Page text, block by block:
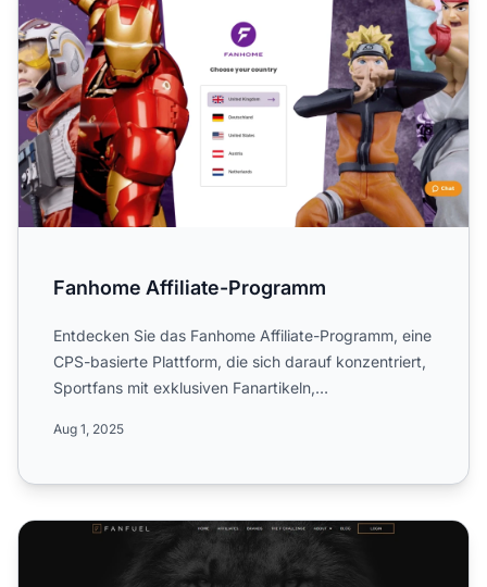
Fanhome Affiliate-Programm
Entdecken Sie das Fanhome Affiliate-Programm, eine
CPS-basierte Plattform, die sich darauf konzentriert,
Sportfans mit exklusiven Fanartikeln,
Aug 1, 2025
FanFuel Affiliate-Programm